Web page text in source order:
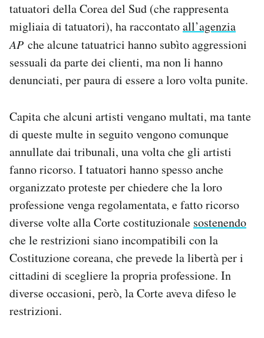
tatuatori della Corea del Sud (che rappresenta
migliaia di tatuatori), ha raccontatoall’agenzia
AP che alcune tatuatrici hanno subìto aggressioni
sessuali da parte dei clienti, ma non li hanno
denunciati, per paura di essere a loro volta punite.
Capita che alcuni artisti vengano multati, ma tante
di queste multe in seguito vengono comunque
annullate dai tribunali, una volta che gli artisti
fanno ricorso. I tatuatori hanno spesso anche
organizzato proteste per chiedere che la loro
professione venga regolamentata, e fatto ricorso
diverse volte alla Corte costituzionale sostenendo
che le restrizioni siano incompatibili con la
Costituzione coreana, che prevede la libertà per i
cittadini di scegliere la propria professione. In
diverse occasioni, però, la Corte aveva difeso le
restrizioni.